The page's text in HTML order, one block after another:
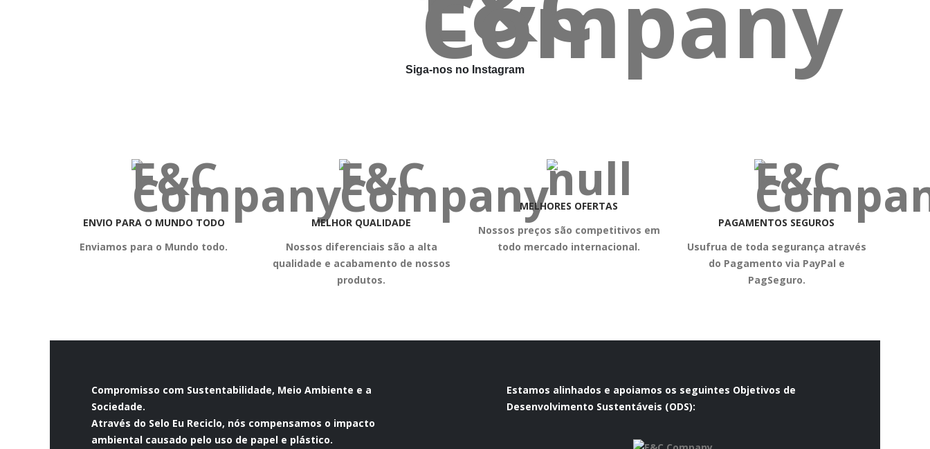
opções
podem
ser
escolhidas
Siga-nos no Instagram
ENVIO PARA O MUNDO TODO
Enviamos para o Mundo todo.
MELHOR QUALIDADE
Nossos diferenciais são a alta
qualidade e acabamento de nossos
produtos.
MELHORES OFERTAS
Nossos preços são competitivos em
todo mercado internacional.
PAGAMENTOS SEGUROS
Usufrua de toda segurança através
do Pagamento via PayPal e
PagSeguro.
Compromisso com Sustentabilidade, Meio Ambiente e a
Sociedade.
Através do Selo Eu Reciclo, nós compensamos o impacto
ambiental causado pelo uso de papel e plástico.
Estamos alinhados e apoiamos os seguintes Objetivos de
Desenvolvimento Sustentáveis (ODS):